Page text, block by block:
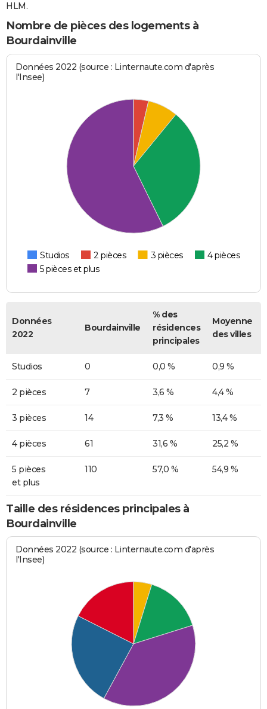
HLM.
Nombre de pièces des logements à
Bourdainville
Données 2022 (source : Linternaute.com d'après
l'Insee)
Studios 2 pièces 3 pièces
4 pièces
5 pièces et plus
Données
2022
Bourdainville
% des
résidences
principales
Moyenne
des villes
Studios 0 0,0 % 0,9 %
2 pièces 7 3,6 % 4,4 %
3 pièces 14 7,3 % 13,4 %
4 pièces 61 31,6 % 25,2 %
5 pièces
et plus
110 57,0 % 54,9 %
Taille des résidences principales à
Bourdainville
Données 2022 (source : Linternaute.com d'après
l'Insee)